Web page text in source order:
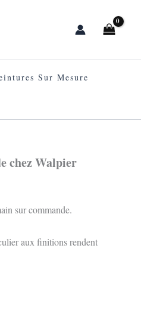
Sur Mesure
chez Walpier
sur commande.
aux finitions rendent